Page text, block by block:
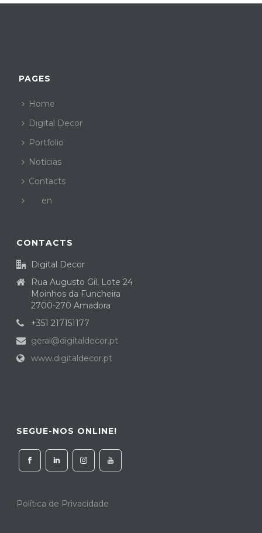
PAGES
Home
Digital Decor
Portfolio
Notícias
Contacts
en
CONTACTS
Digital Decor
Rua Augusto Gil, Lote 24
Moinhos da Funcheira
2700-270 Amadora
+351 217151177
geral@digitaldecor.pt
www.digitaldecor.pt
SEGUE-NOS ONLINE!
Política de Privacidade